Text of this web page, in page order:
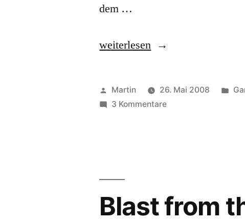
dem …
„Bewegungsspasten,
weiterlesen
Veröffentlicht
von
Martin 26. Mai 2008
3 Kommentarezu
Blast from